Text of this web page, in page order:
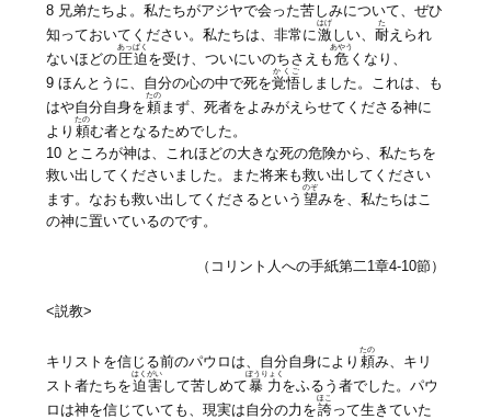
8 兄弟たちよ。私たちがアジヤで会った苦しみについて、ぜひ
知っておいてください。私たちは、非常に 激
はげ
しい、耐
た
えられ
ないほどの圧迫
あっぱく
を受け、ついにいのちさえも 危
あやう
くなり、
9 ほんとうに、自分の心の中で死を覚悟
かくご
しました。これは、も
はや自分自身を 頼
たの
まず、死者をよみがえらせてくださる神に
より 頼
たの
む者となるためでした。
10 ところが神は、これほどの大きな死の危険から、私たちを
救い出してくださいました。また将来も救い出してください
ます。なおも救い出してくださるという 望
のぞ
みを、私たちはこ
の神に置いているのです。
（コリント人への手紙第二1章4-10節）
<説教>
キリストを信じる前のパウロは、自分自身により 頼
たの
み、キリ
スト者たちを迫害
はくがい
して苦しめて暴力
ぼうりょく
をふるう者でした。パウ
ロは神を信じていても、現実は自分の力を誇
ほこ
って生きていた